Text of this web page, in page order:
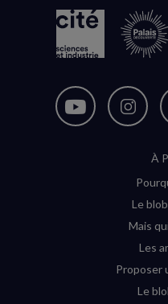
Nous
Nous
À
Le
Mais
Les
Proposer
Le